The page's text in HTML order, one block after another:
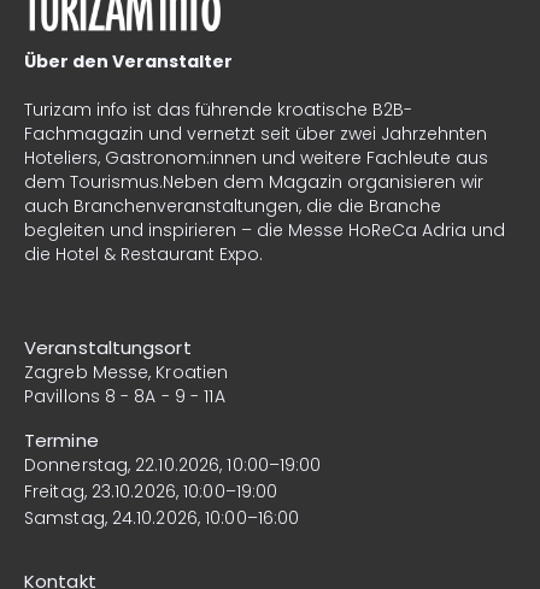
Über den Veranstalter
Turizam info ist das führende kroatische B2B-
Fachmagazin und vernetzt seit über zwei Jahrzehnten
Hoteliers, Gastronom:innen und weitere Fachleute aus
dem Tourismus.Neben dem Magazin organisieren wir
auch Branchenveranstaltungen, die die Branche
begleiten und inspirieren – die Messe HoReCa Adria und
die Hotel & Restaurant Expo.
Veranstaltungsort
Zagreb Messe, Kroatien
Pavillons 8 - 8A - 9 - 11A
Termine
Donnerstag, 22.10.2026, 10:00–19:00
Freitag, 23.10.2026, 10:00–19:00
Samstag, 24.10.2026, 10:00–16:00
Kontakt